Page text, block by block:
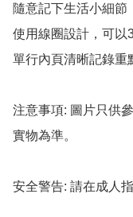
隨意記下生活小細節
使用線圈設計，可以
單行內頁清晰記錄重
注意事項: 圖片只供
實物為準。
安全警告: 請在成人